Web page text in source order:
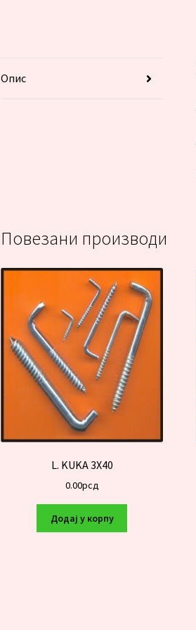
Опис
Повезани производи
L. KUKA 3X40
0.00рсд
Додај у корпу